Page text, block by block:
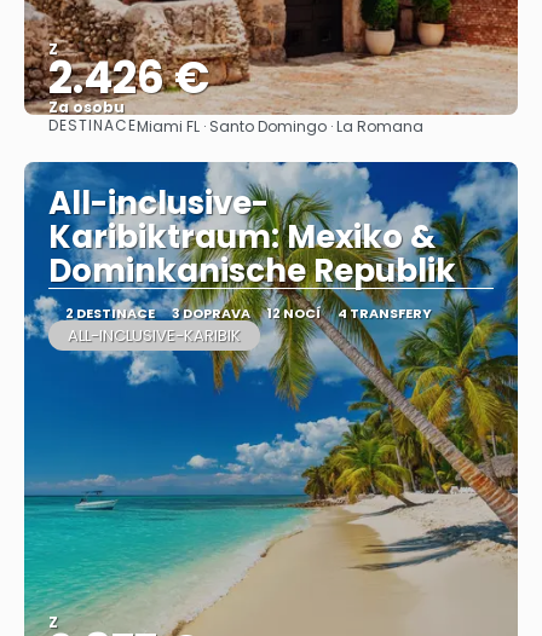
Z
2.426 €
Za osobu
Zobrazit
DESTINACEMiami FL · Santo Domingo · La Romana
All-inclusive-
Karibiktraum: Mexiko &
Dominkanische Republik
2 DESTINACE 3 DOPRAVA 12 NOCÍ 4 TRANSFERY
ALL-INCLUSIVE-KARIBIK
Z